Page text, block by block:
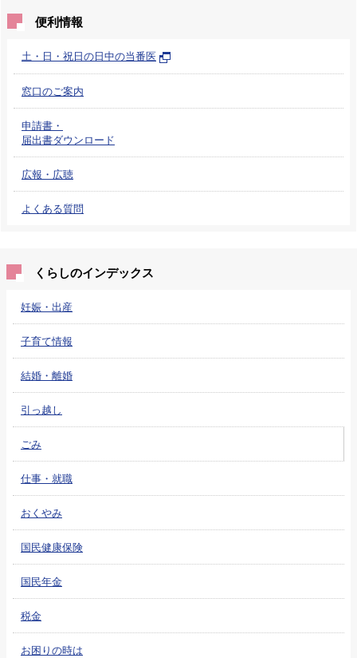
便利情報
土・日・祝日の日中の当番医
窓口のご案内
申請書・
届出書ダウンロード
広報・広聴
よくある質問
くらしのインデックス
妊娠・出産
子育て情報
結婚・離婚
引っ越し
ごみ
仕事・就職
おくやみ
国民健康保険
国民年金
税金
お困りの時は